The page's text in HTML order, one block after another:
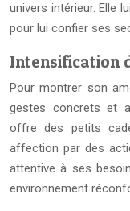
univers intérieur. Elle
pour lui confier ses
Intensification
Pour montrer son
gestes concrets et
offre des petits
affection par des
attentive à ses
environnement